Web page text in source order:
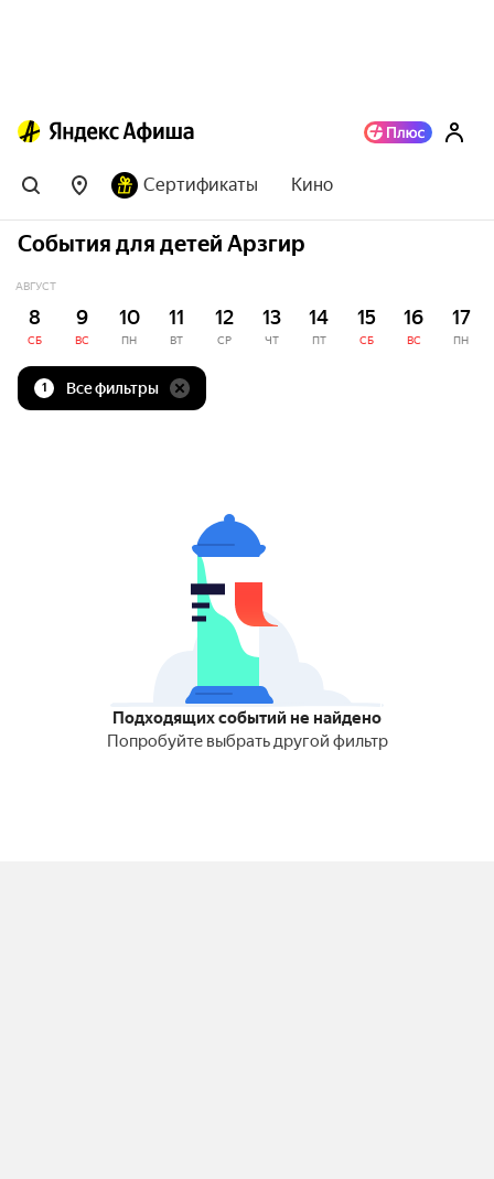
Сертификаты Кино
События для детей Арзгир
АВГУСТ
8
СБ
9
ВС
10
ПН
11
ВТ
12
СР
13
ЧТ
14
ПТ
15
СБ
16
ВС
17
ПН
1 Все фильтры
Подходящих событий не найдено
Попробуйте выбрать другой фильтр